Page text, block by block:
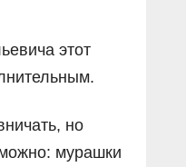
этот
но
мурашки